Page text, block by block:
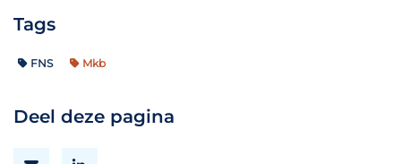
Tags
FNS Mkb
Deel deze pagina